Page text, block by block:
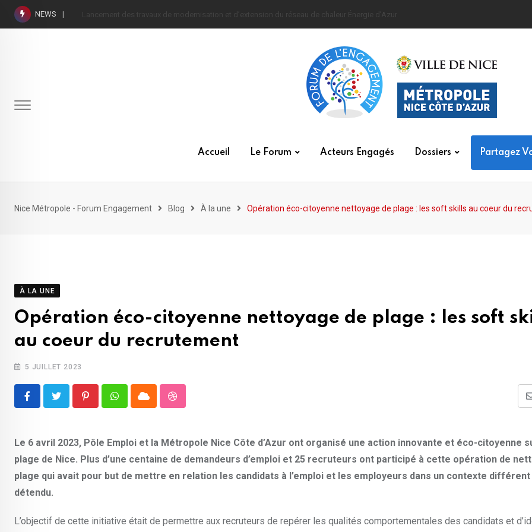
Skip
NEWS Découvrez Geovelo : votre compagnon pour le cyclisme urbain
Accueil Le Forum Acteurs Engagés Dossiers Partagez
Nice Métropole - Forum Engagement Blog À la une Opération éco-citoyenne nettoyage de plage : les soft skills au coeur du
À LA UNE
Opération éco-citoyenne nettoyage de plage : les soft
au coeur du recrutement
5 JUILLET 2023
PinterestWhatsappCloud StumbleUpon
Le 6 avril 2023, Pôle Emploi et la Métropole Nice Côte d’Azur ont organisé une action innovante et éco-citoyenne
plage de Nice. Plus d’une centaine de demandeurs d’emploi et 25 recruteurs ont participé à cette opération de
plage qui avait pour but de mettre en relation les candidats à l’emploi et les employeurs dans un contexte
détendu.
L’objectif de cette initiative était de permettre aux recruteurs de repérer les qualités comportementales des candidats et